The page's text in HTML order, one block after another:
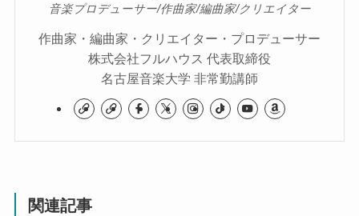
音楽プロデューサー/作曲家/編曲家/クリエイター
作曲家・編曲家・クリエイター・プロデューサー
株式会社フルハウス 代表取締役
名古屋音楽大学 非常勤講師
関連記事